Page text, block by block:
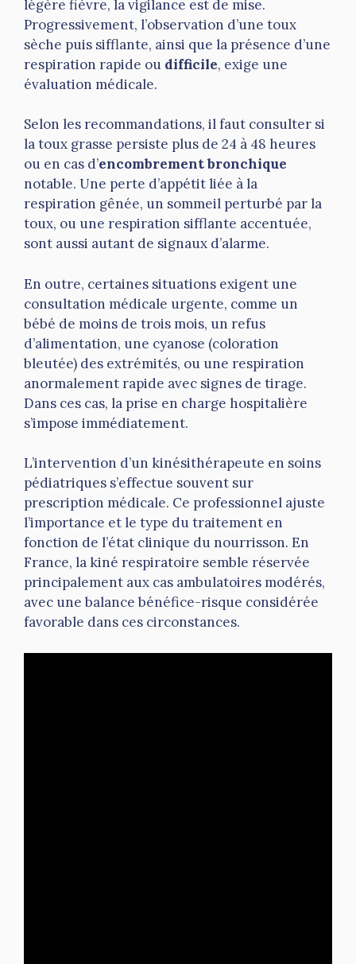
légère fièvre, la vigilance est de mise.
Progressivement, l’observation d’une toux
sèche puis sifflante, ainsi que la présence d’une
respiration rapide ou difficile, exige une
évaluation médicale.
Selon les recommandations, il faut consulter si
la toux grasse persiste plus de 24 à 48 heures
ou en cas d’encombrement bronchique
notable. Une perte d’appétit liée à la
respiration gênée, un sommeil perturbé par la
toux, ou une respiration sifflante accentuée,
sont aussi autant de signaux d’alarme.
En outre, certaines situations exigent une
consultation médicale urgente, comme un
bébé de moins de trois mois, un refus
d’alimentation, une cyanose (coloration
bleutée) des extrémités, ou une respiration
anormalement rapide avec signes de tirage.
Dans ces cas, la prise en charge hospitalière
s’impose immédiatement.
L’intervention d’un kinésithérapeute en soins
pédiatriques s’effectue souvent sur
prescription médicale. Ce professionnel ajuste
l’importance et le type du traitement en
fonction de l’état clinique du nourrisson. En
France, la kiné respiratoire semble réservée
principalement aux cas ambulatoires modérés,
avec une balance bénéfice-risque considérée
favorable dans ces circonstances.